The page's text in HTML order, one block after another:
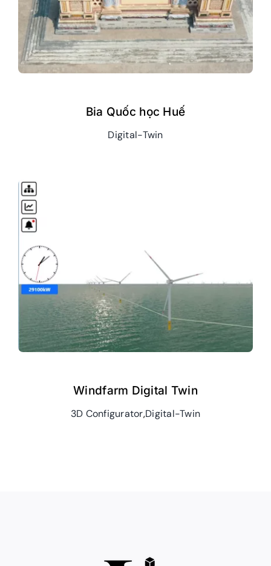
Giới Thiệu
Bia Quốc học Huế
Digital-Twin
Windfarm Digital Twin
3D Configurator,Digital-Twin